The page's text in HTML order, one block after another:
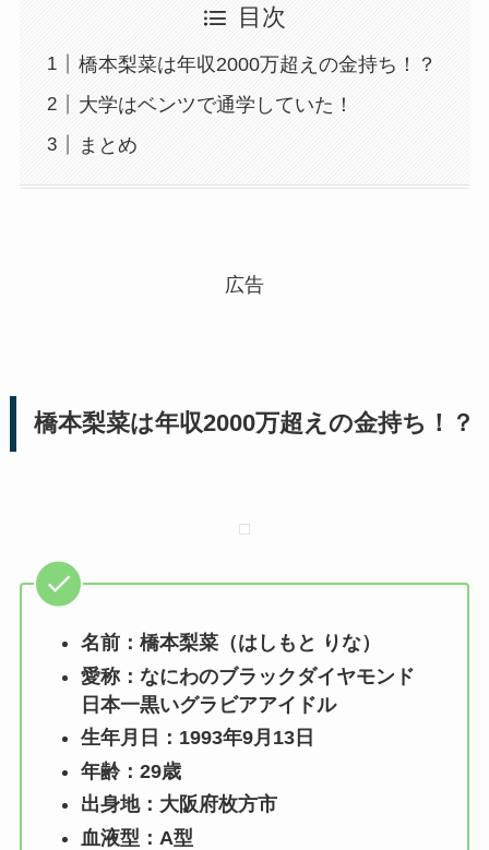
目次
橋本梨菜は年収2000万超えの金持ち！？
大学はベンツで通学していた！
まとめ
広告
橋本梨菜は年収2000万超えの金持ち！？
名前：橋本梨菜（はしもと りな）
愛称：なにわのブラックダイヤモンド
日本一黒いグラビアアイドル
生年月日：1993年9月13日
年齢：29歳
出身地：大阪府枚方市
血液型：A型